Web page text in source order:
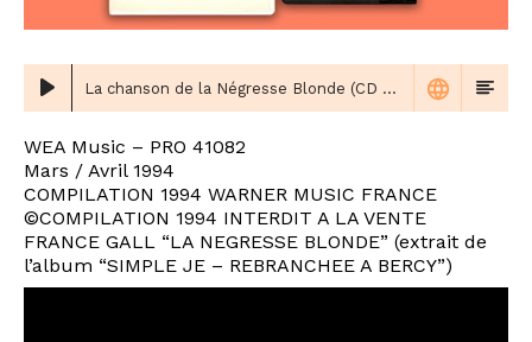
La chanson de la Négresse Blonde (CD promo)
WEA Music – PRO 41082
Mars / Avril 1994
COMPILATION 1994 WARNER MUSIC FRANCE
©COMPILATION 1994 INTERDIT A LA VENTE
FRANCE GALL “LA NEGRESSE BLONDE” (extrait de
l’album “SIMPLE JE – REBRANCHEE A BERCY”)